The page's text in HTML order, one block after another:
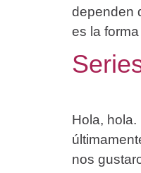
dependen
es la
Hola,
nos